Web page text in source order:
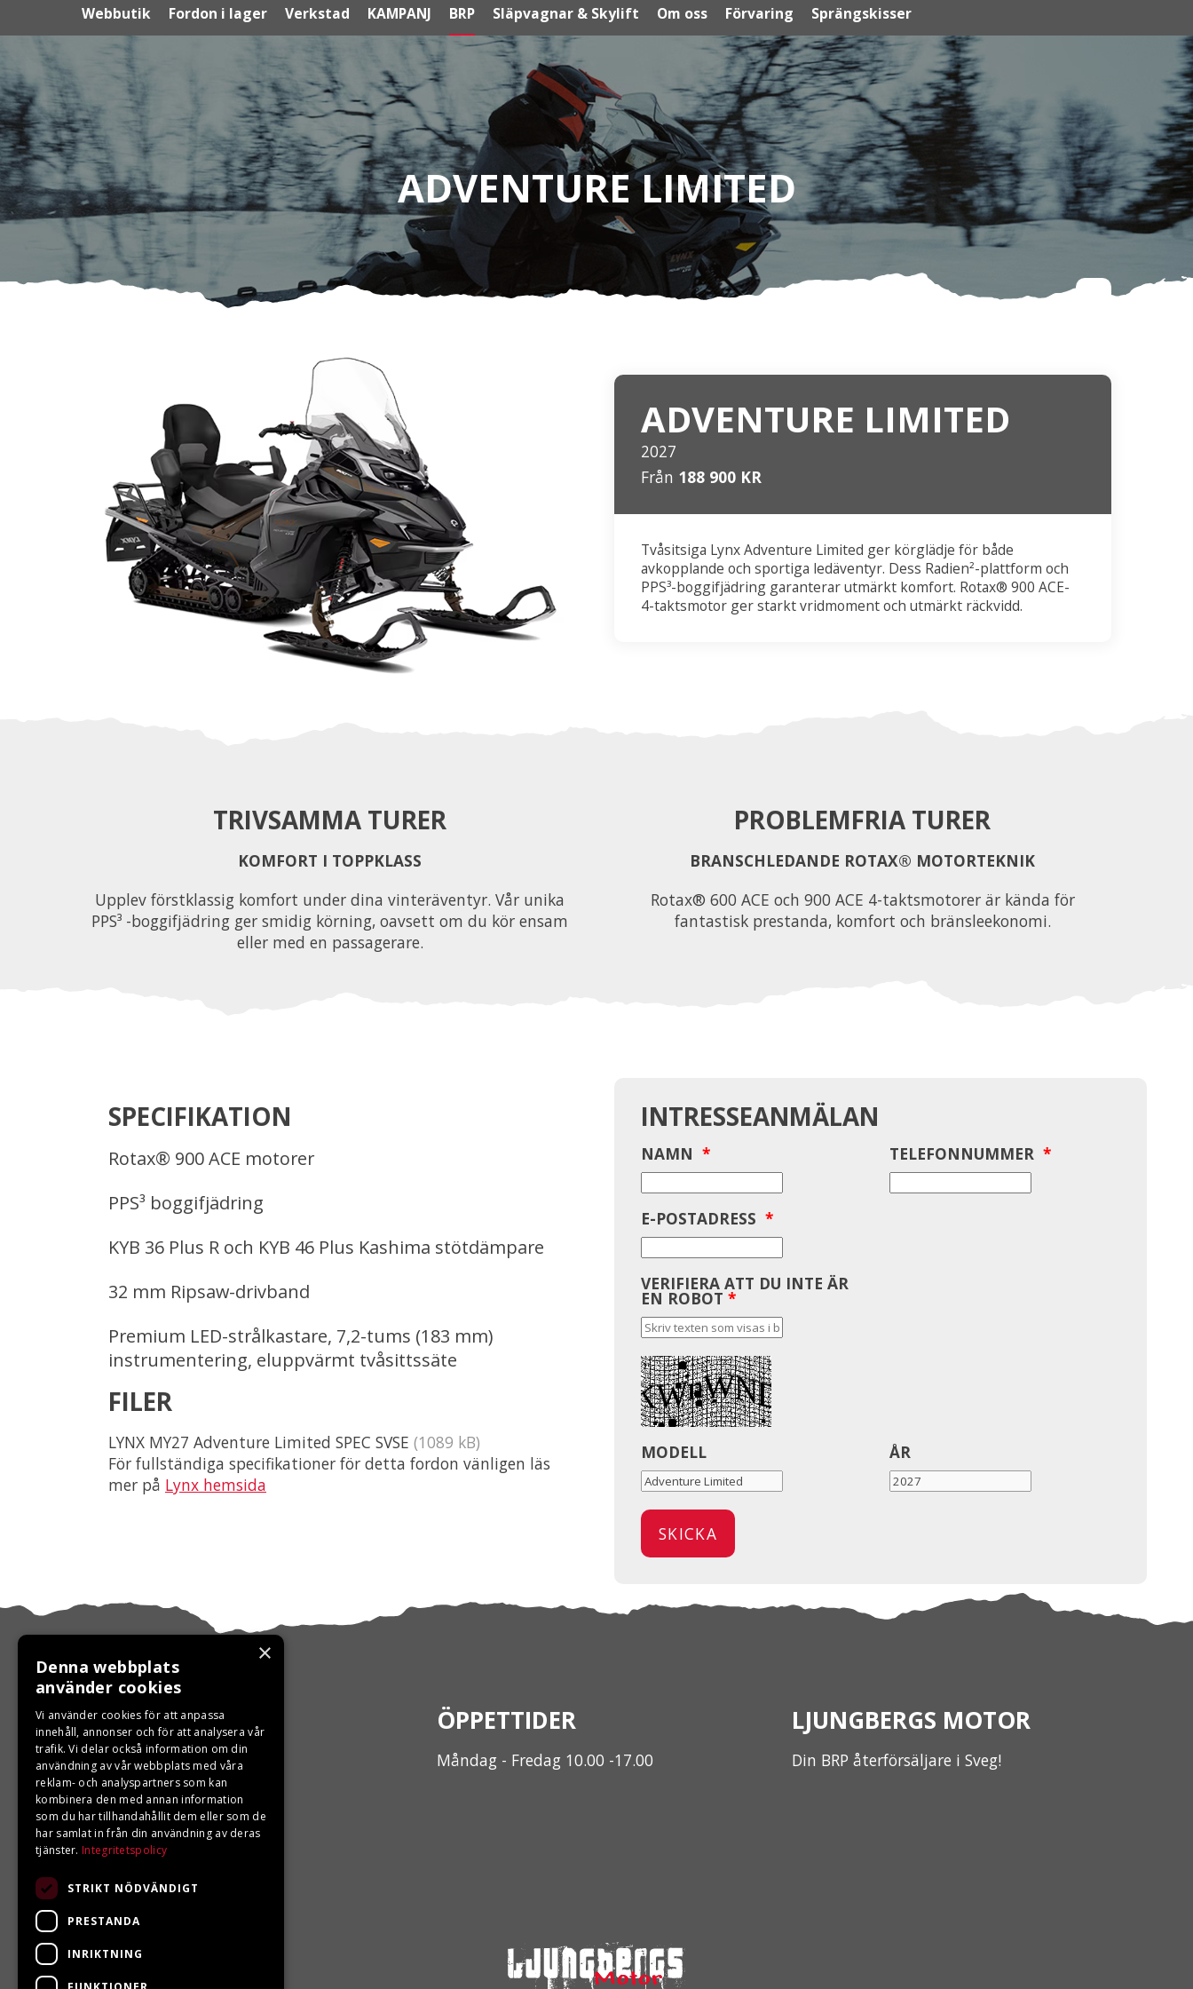
Webbutik Fordon i lager Verkstad KAMPANJ BRP Släpvagnar & Skylift Om oss Förvaring Sprängskisser
ADVENTURE LIMITED
ADVENTURE LIMITED
2027
Från 188 900 KR
Tvåsitsiga Lynx Adventure Limited ger körglädje för både
avkopplande och sportiga ledäventyr. Dess Radien²-plattform och
PPS³-boggifjädring garanterar utmärkt komfort. Rotax® 900 ACE-
4-taktsmotor ger starkt vridmoment och utmärkt räckvidd.
TRIVSAMMA TURER
KOMFORT I TOPPKLASS
Upplev förstklassig komfort under dina vinteräventyr. Vår unika
PPS³ -boggifjädring ger smidig körning, oavsett om du kör ensam
eller med en passagerare.
PROBLEMFRIA TURER
BRANSCHLEDANDE ROTAX® MOTORTEKNIK
Rotax® 600 ACE och 900 ACE 4-taktsmotorer är kända för
fantastisk prestanda, komfort och bränsleekonomi.
SPECIFIKATION
Rotax® 900 ACE motorer
PPS³ boggifjädring
KYB 36 Plus R och KYB 46 Plus Kashima stötdämpare
32 mm Ripsaw-drivband
Premium LED-strålkastare, 7,2-tums (183 mm)
instrumentering, eluppvärmt tvåsittssäte
FILER
LYNX MY27 Adventure Limited SPEC SVSE (1089 kB)
För fullständiga specifikationer för detta fordon vänligen läs
mer på Lynx hemsida
INTRESSEANMÄLAN
NAMN * TELEFONNUMMER *
E-POSTADRESS *
VERIFIERA ATT DU INTE ÄR
EN ROBOT *
MODELL ÅR
KONTAKTA OSS
Ångra ditt köp
0680-103 60
info@ljungbergsmotor.se
Kolgatan 1C, 842 31 Sveg
ÖPPETTIDER
Måndag - Fredag 10.00 -17.00
LJUNGBERGS MOTOR
Din BRP återförsäljare i Sveg!
×
Denna webbplats
använder cookies
Vi använder cookies för att anpassa
innehåll, annonser och för att analysera vår
trafik. Vi delar också information om din
användning av vår webbplats med våra
reklam- och analyspartners som kan
kombinera den med annan information
som du har tillhandahållit dem eller som de
har samlat in från din användning av deras
tjänster. Integritetspolicy
STRIKT NÖDVÄNDIGT
PRESTANDA
INRIKTNING